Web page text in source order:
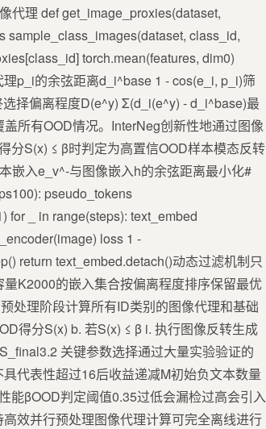
代理 def get_image_proxies(dataset,
sample_class_images(dataset, class_id,
torch.mean(features, dim0)
p_i的余弦距离d_i^base 1 - cos(e_i, p_i)筛
择偏离程度D(e^y) Σ(d_i(e^y) - d_i^base)最
所有OOD情况。InterNeg创新性地通过图像
分S(x) ≤ β时判定为高置信OOD样本模态反转
嵌入e_v^-与图像嵌入h的余弦距离最小化#
pseudo_tokens
for _ in range(steps): text_embed
loss 1 -
return text_embed.detach()动态过滤机制只
K2000的嵌入集合按偏离程度排序保留最优
处理阶段计算所有ID类别的图像代理和基础
得分S(x) b. 若S(x) ≤ β i. 执行图像反转生成
关键参数选择通过大量实验验证的
代表性超过16后收益递减M初始负文本数量
能βOOD判定阈值0.35过低会漏检过高会引入
效并行预处理图像代理计算可完全离线进行